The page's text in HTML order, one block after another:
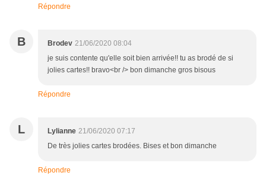
Répondre
B Brodev 21/06/2020 08:04
je suis contente qu'elle soit bien arrivée!! tu as brodé de si
jolies cartes!! bravo<br /> bon dimanche gros bisous
Répondre
L Lylianne 21/06/2020 07:17
De très jolies cartes brodées. Bises et bon dimanche
Répondre